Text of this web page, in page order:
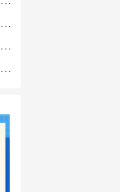
2025年迪庆州香格里拉市政法委招聘公益性岗位公告
2025年西双版纳州红十字会招聘公益性岗位人员公告
2025年西双版纳州勐腊县紧密型县域医共体招聘编外人员公告